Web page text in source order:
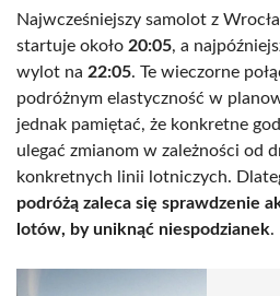
Najwcześniejszy samolot z
startuje około 20:05, a
wylot na 22:05. Te wieczorne
podróżnym elastyczność w
jednak pamiętać, że konkretne
ulegać zmianom w zależności od
konkretnych linii lotniczych.
podróżą zaleca się sprawdzenie
lotów, by uniknąć niespodzianek.